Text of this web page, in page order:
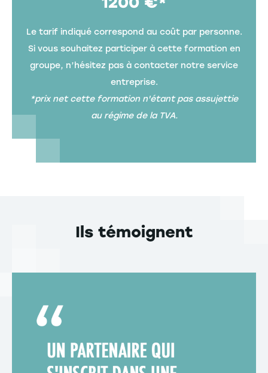
Le tarif indiqué correspond au coût par personne.
Si vous souhaitez participer à cette formation en
groupe, n’hésitez pas à contacter notre service
entreprise.
*prix net cette formation n'étant pas assujettie
au régime de la TVA.
Ils témoignent